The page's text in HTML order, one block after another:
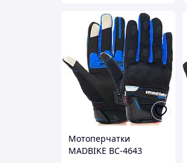
Мотоперчатки
MADBIKE BC-4643